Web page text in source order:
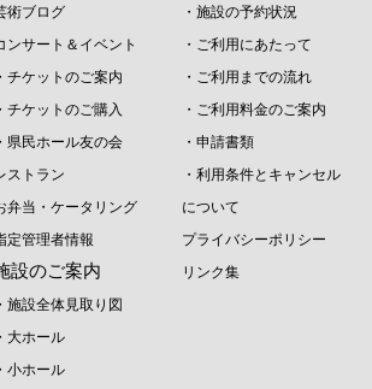
術ブログ
ンサート＆イベント
・チケットのご案内
・チケットのご購入
・県民ホール友の会
ストラン
弁当・ケータリング
定管理者情報
設のご案内
・施設全体見取り図
・大ホール
・小ホール
・施設の予約状況
・ご利用にあたって
・ご利用までの流れ
・ご利用料金のご案内
・申請書類
・利用条件とキャンセル
について
プライバシーポリシー
リンク集